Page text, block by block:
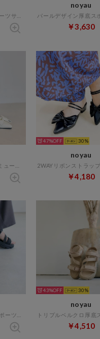
noyau
￥3,630
47% 30
noyau
￥4,180
43% 30
noyau
￥4,510